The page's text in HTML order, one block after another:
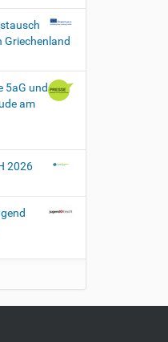
Griechenland
5aG und
am
2026